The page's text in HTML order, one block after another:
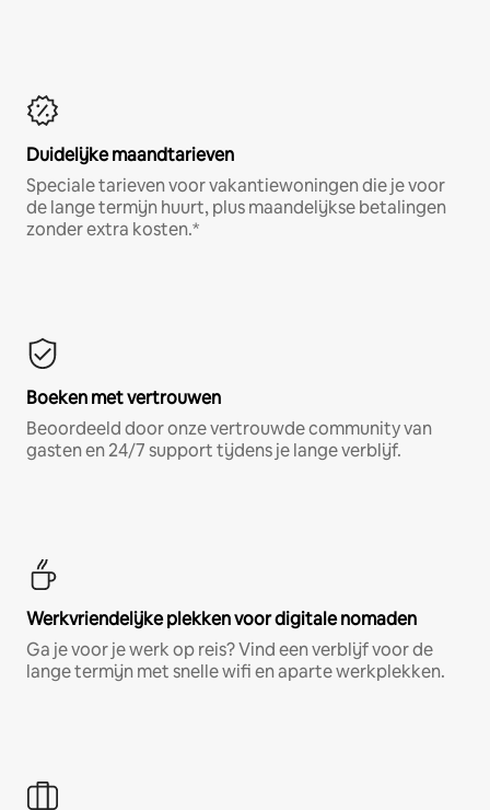
Duidelijke maandtarieven
Speciale tarieven voor vakantiewoningen die je voor
de lange termijn huurt, plus maandelijkse betalingen
zonder extra kosten.*
Boeken met vertrouwen
Beoordeeld door onze vertrouwde community van
gasten en 24/7 support tijdens je lange verblijf.
Werkvriendelijke plekken voor digitale nomaden
Ga je voor je werk op reis? Vind een verblijf voor de
lange termijn met snelle wifi en aparte werkplekken.